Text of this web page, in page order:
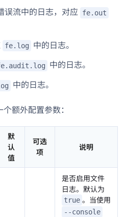
误流中的日志，对应 fe.out
fe.log 中的日志。
中的日志。
中的日志。
额外配置参数：
默
认
值
可选
项
说明
是否启用文件
日志。默认为
true 。当使用
--console